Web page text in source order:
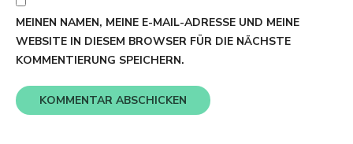
MEINEN NAMEN, MEINE E-MAIL-ADRESSE UND MEINE
WEBSITE IN DIESEM BROWSER FÜR DIE NÄCHSTE
KOMMENTIERUNG SPEICHERN.